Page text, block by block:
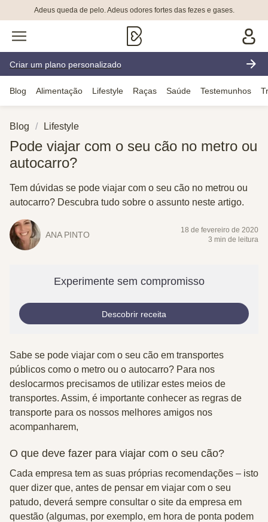
Adeus queda de pelo. Adeus odores fortes das fezes e gases.
Criar um plano personalizado
Blog Alimentação Lifestyle Raças Saúde Testemunhos
Blog Lifestyle
Pode viajar com o seu cão no metro ou
autocarro?
Tem dúvidas se pode viajar com o seu cão no metrou ou
autocarro? Descubra tudo sobre o assunto neste artigo.
ANA PINTO
18 de fevereiro de 2020
3 min de leitura
Experimente sem compromisso
Descobrir receita
Sabe se pode viajar com o seu cão em transportes
públicos como o metro ou o autocarro? Para nos
deslocarmos precisamos de utilizar estes meios de
transportes. Assim, é importante conhecer as regras de
transporte para os nossos melhores amigos nos
acompanharem,
O que deve fazer para viajar com o seu cão?
Cada empresa tem as suas próprias recomendações – isto
quer dizer que, antes de pensar em viajar com o seu
patudo, deverá sempre consultar o site da empresa em
questão (algumas, por exemplo, em hora de ponta podem